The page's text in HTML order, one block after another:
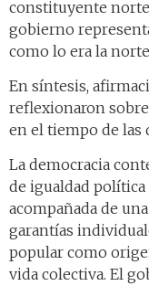
constituyente
gobierno
como lo era la
En síntesis,
reflexionaron
en el tiempo de las
La democracia
de igualdad política
acompañada de
garantías
popular como
vida colectiva. El